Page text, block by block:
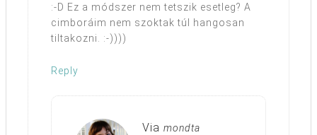
:-D Ez a módszer nem tetszik esetleg? A
cimboráim nem szoktak túl hangosan
tiltakozni. :-))))
Reply
Via mondta